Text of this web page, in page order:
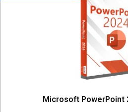
Microsoft PowerPoint